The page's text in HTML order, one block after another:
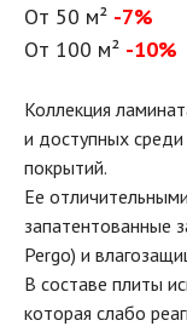
От 50 м² -7%
От 100 м² -10%
Коллекция
и доступных
покрытий.
Ее
запатентованные
Pergo) и
В составе плиты
которая слабо